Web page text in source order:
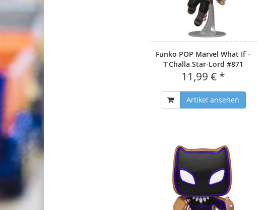
Funko POP Marvel What If –
T’Challa Star-Lord #871
11,99 € *
Artikel ansehen